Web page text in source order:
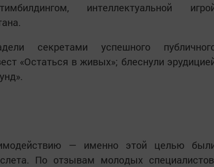
интеллектуальной
секретами успешного
«Остаться в живых»; блеснули
— именно этой целью
По отзывам молодых